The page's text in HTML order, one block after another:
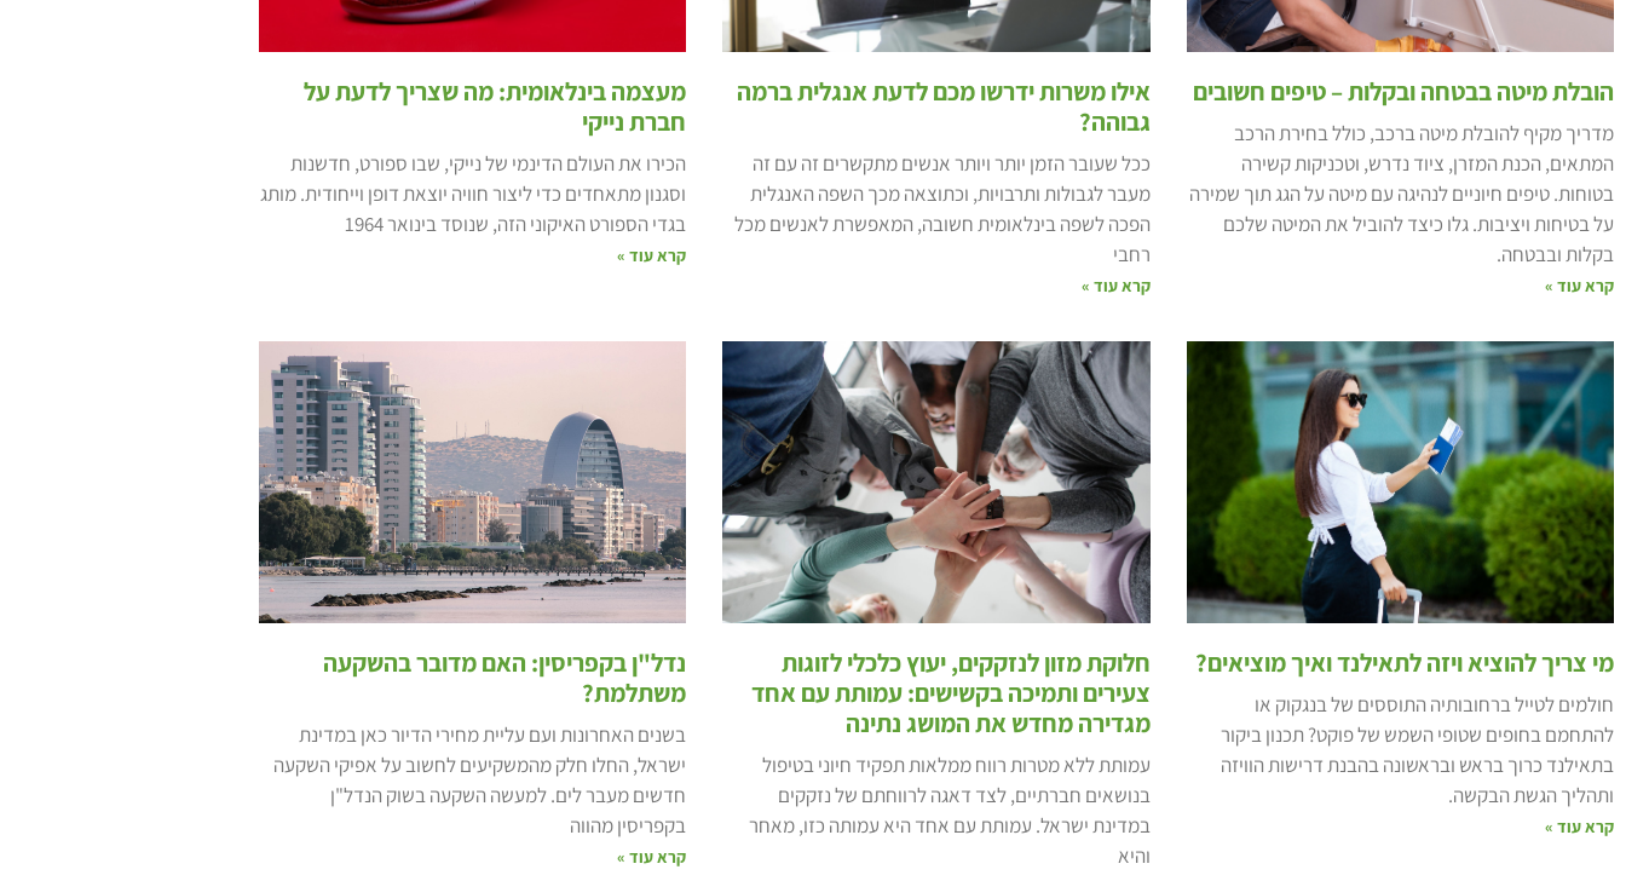
הובלת מיטה בבטחה ובקלות – טיפים חשובים
מדריך מקיף להובלת מיטה ברכב, כולל בחירת הרכב
המתאים, הכנת המזרן, ציוד נדרש, וטכניקות קשירה
בטוחות. טיפים חיוניים לנהיגה עם מיטה על הגג תוך שמירה
על בטיחות ויציבות. גלו כיצד להוביל את המיטה שלכם
בקלות ובבטחה.
קרא עוד »
אילו משרות ידרשו מכם לדעת אנגלית ברמה
גבוהה?
ככל שעובר הזמן יותר ויותר אנשים מתקשרים זה עם זה
מעבר לגבולות ותרבויות, וכתוצאה מכך השפה האנגלית
הפכה לשפה בינלאומית חשובה, המאפשרת לאנשים מכל
רחבי
קרא עוד »
מעצמה בינלאומית: מה שצריך לדעת על
חברת נייקי
הכירו את העולם הדינמי של נייקי, שבו ספורט, חדשנות
וסגנון מתאחדים כדי ליצור חוויה יוצאת דופן וייחודית. מותג
בגדי הספורט האיקוני הזה, שנוסד בינואר 1964
קרא עוד »
מי צריך להוציא ויזה לתאילנד ואיך מוציאים?
חולמים לטייל ברחובותיה התוססים של בנגקוק או
להתחמם בחופים שטופי השמש של פוקט? תכנון ביקור
בתאילנד כרוך בראש ובראשונה בהבנת דרישות הוויזה
ותהליך הגשת הבקשה.
קרא עוד »
חלוקת מזון לנזקקים, יעוץ כלכלי לזוגות
צעירים ותמיכה בקשישים: עמותת עם אחד
מגדירה מחדש את המושג נתינה
עמותת ללא מטרות רווח ממלאות תפקיד חיוני בטיפול
בנושאים חברתיים, לצד דאגה לרווחתם של נזקקים
במדינת ישראל. עמותת עם אחד היא עמותה כזו, מאחר
והיא
נדל"ן בקפריסין: האם מדובר בהשקעה
משתלמת?
בשנים האחרונות ועם עליית מחירי הדיור כאן במדינת
ישראל, החלו חלק מהמשקיעים לחשוב על אפיקי השקעה
חדשים מעבר לים. למעשה השקעה בשוק הנדל"ן
בקפריסין מהווה
קרא עוד »